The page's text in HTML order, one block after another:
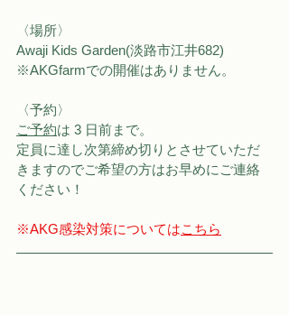
〈場所〉
Awaji Kids Garden(淡路市江井682)
※AKGfarmでの開催はありません。
〈予約〉
ご予約は 3 日前まで。
定員に達し次第締め切りとさせていただ
きますのでご希望の方はお早めにご連絡
ください！
※AKG感染対策についてはこちら